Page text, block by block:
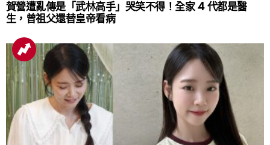
賀營遭亂傳是「武林高手」哭笑不得！全家 4 代都是醫
生，曾祖父還替皇帝看病